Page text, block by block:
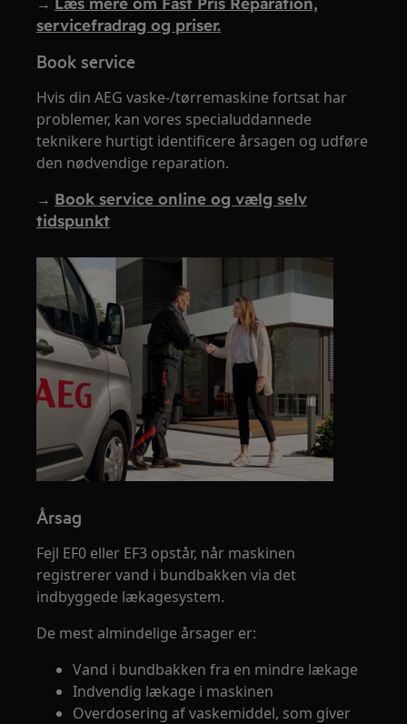
servicefradrag og priser.
Book service
Hvis din AEG vaske-/tørremaskine fortsat har
problemer, kan vores specialuddannede
teknikere hurtigt identificere årsagen og udføre
den nødvendige reparation.
→ Book service online og vælg selv
tidspunkt
Årsag
Fejl EF0 eller EF3 opstår, når maskinen
registrerer vand i bundbakken via det
indbyggede lækagesystem.
De mest almindelige årsager er:
Vand i bundbakken fra en mindre lækage
Indvendig lækage i maskinen
Overdosering af vaskemiddel, som giver